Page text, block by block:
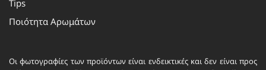
Tips
Ποιότητα Αρωμάτων
Οι φωτογραφίες των προϊόντων είναι ενδεικτικές και δεν είναι προς